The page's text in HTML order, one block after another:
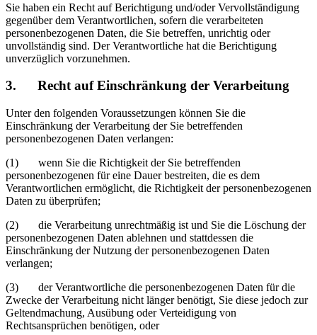
Sie haben ein Recht auf Berichtigung und/oder Vervollständigung
gegenüber dem Verantwortlichen, sofern die verarbeiteten
personenbezogenen Daten, die Sie betreffen, unrichtig oder
unvollständig sind. Der Verantwortliche hat die Berichtigung
unverzüglich vorzunehmen.
3. Recht auf Einschränkung der Verarbeitung
Unter den folgenden Voraussetzungen können Sie die
Einschränkung der Verarbeitung der Sie betreffenden
personenbezogenen Daten verlangen:
(1) wenn Sie die Richtigkeit der Sie betreffenden
personenbezogenen für eine Dauer bestreiten, die es dem
Verantwortlichen ermöglicht, die Richtigkeit der personenbezogenen
Daten zu überprüfen;
(2) die Verarbeitung unrechtmäßig ist und Sie die Löschung der
personenbezogenen Daten ablehnen und stattdessen die
Einschränkung der Nutzung der personenbezogenen Daten
verlangen;
(3) der Verantwortliche die personenbezogenen Daten für die
Zwecke der Verarbeitung nicht länger benötigt, Sie diese jedoch zur
Geltendmachung, Ausübung oder Verteidigung von
Rechtsansprüchen benötigen, oder